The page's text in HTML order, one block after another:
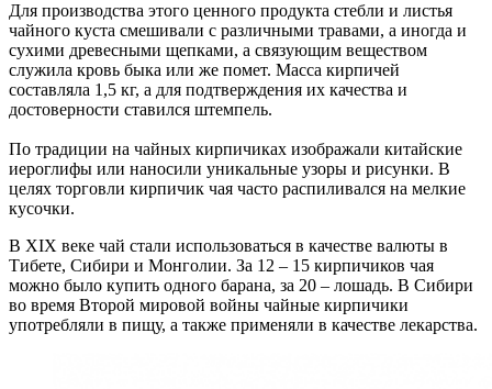
Для производства этого ценного продукта стебли и листья
чайного куста смешивали с различными травами, а иногда и
сухими древесными щепками, а связующим веществом
служила кровь быка или же помет. Масса кирпичей
составляла 1,5 кг, а для подтверждения их качества и
достоверности ставился штемпель.
По традиции на чайных кирпичиках изображали китайские
иероглифы или наносили уникальные узоры и рисунки. В
целях торговли кирпичик чая часто распиливался на мелкие
кусочки.
В XIX веке чай стали использоваться в качестве валюты в
Тибете, Сибири и Монголии. За 12 – 15 кирпичиков чая
можно было купить одного барана, за 20 – лошадь. В Сибири
во время Второй мировой войны чайные кирпичики
употребляли в пищу, а также применяли в качестве лекарства.